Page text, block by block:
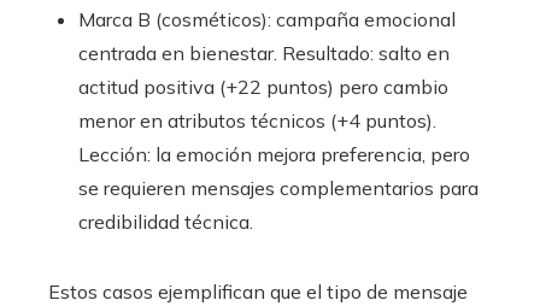
Marca B (cosméticos): campaña emocional
centrada en bienestar. Resultado: salto en
actitud positiva (+22 puntos) pero cambio
menor en atributos técnicos (+4 puntos).
Lección: la emoción mejora preferencia, pero
se requieren mensajes complementarios para
credibilidad técnica.
Estos casos ejemplifican que el tipo de mensaje